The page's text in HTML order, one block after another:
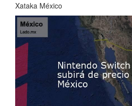
Xataka México